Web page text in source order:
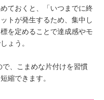
ておくと、「いつまでに終
トが発生するため、集中し
を定めることで達成感やモ
ょう。
、こまめな片付けを習慣
縮できます。